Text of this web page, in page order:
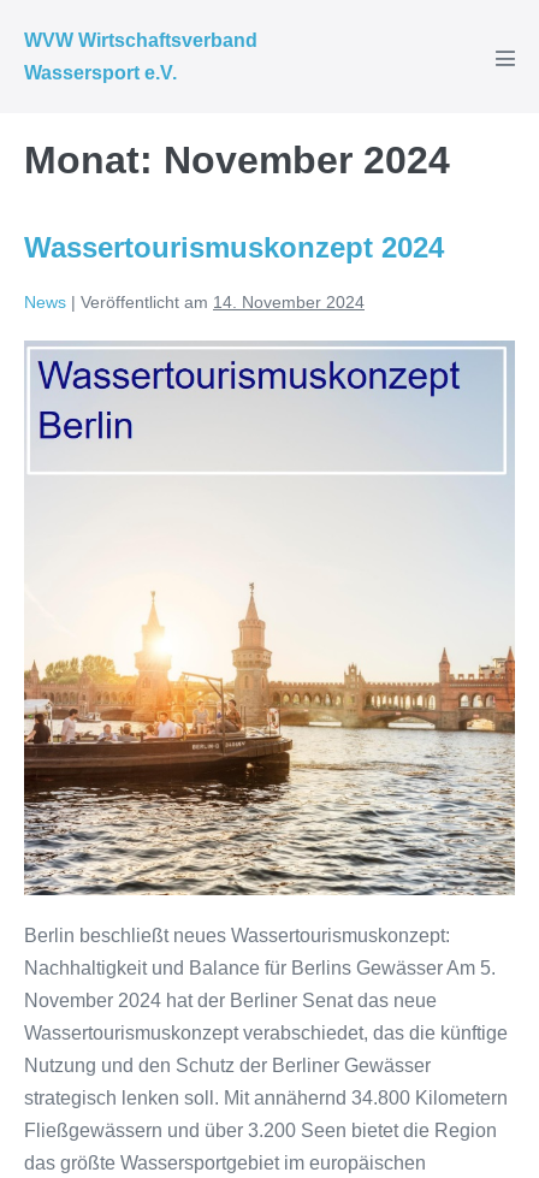
Inhalt
springen
WVW Wirtschaftsverband
Wassersport e.V.
Monat: November 2024
Wassertourismuskonzept 2024
News | Veröffentlicht am 14. November 2024
Wassertourismuskonzept
2024
Berlin beschließt neues Wassertourismuskonzept:
Nachhaltigkeit und Balance für Berlins Gewässer Am 5.
November 2024 hat der Berliner Senat das neue
Wassertourismuskonzept verabschiedet, das die künftige
Nutzung und den Schutz der Berliner Gewässer
strategisch lenken soll. Mit annähernd 34.800 Kilometern
Fließgewässern und über 3.200 Seen bietet die Region
das größte Wassersportgebiet im europäischen